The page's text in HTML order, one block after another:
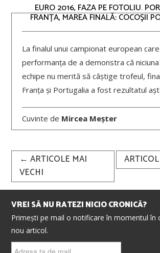
EURO 2016, FAZA PE FOTOLIU.
FRANȚA, MAREA FINALĂ: COCOȘII
La finalul unui campionat european
performanța de a demonstra că
echipe nu merită să câștige trofeul,
Franța și Portugalia a fost rezultatul
Cuvinte de Mircea Meșter
Post
navigation
← ARTICOLE MAI
VECHI
VREI SĂ NU RATEZI NICIO CRONICĂ?
Primești pe mail o notificare în momentul în
nou articol.